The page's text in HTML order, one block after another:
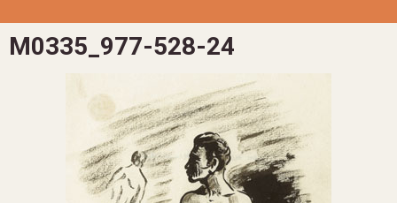
M0335_977-528-24